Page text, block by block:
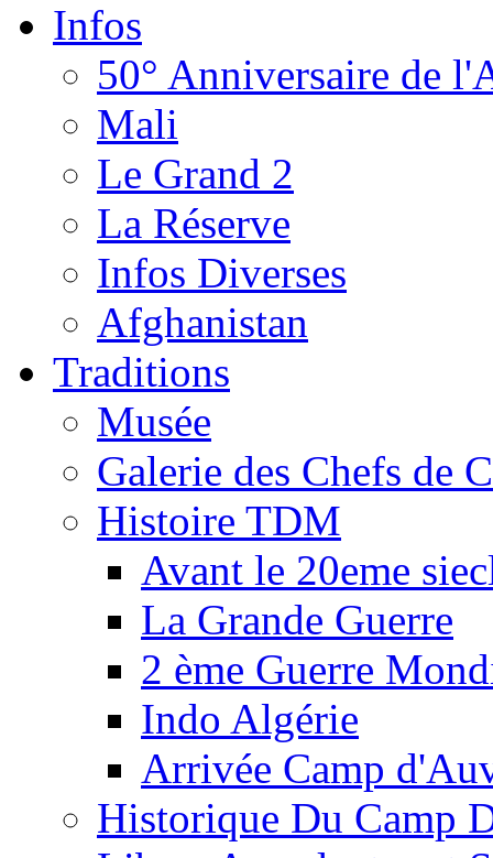
Infos
50° Anniversaire de
Mali
Le Grand 2
La Réserve
Infos Diverses
Afghanistan
Traditions
Musée
Galerie des Chefs de
Histoire TDM
Avant le 20eme
La Grande Guerre
2 ème Guerre
Indo Algérie
Arrivée Camp
Historique Du Camp